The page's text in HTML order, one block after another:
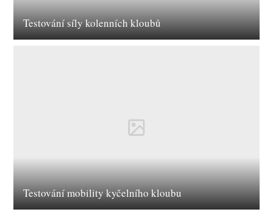
Testování síly kolenních kloubů
Testování mobility kyčelního kloubu